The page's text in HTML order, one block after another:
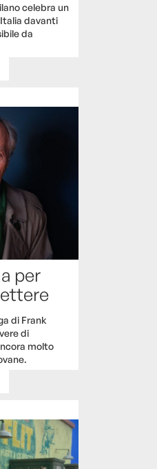
celebra un
davanti
da
per
di Frank
di
molto